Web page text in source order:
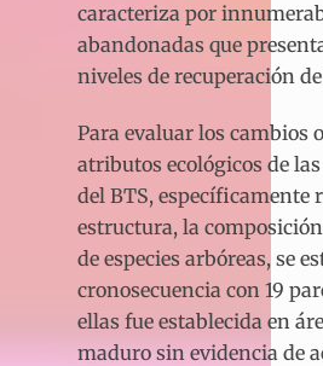
caracteriza por
abandonadas que
niveles de recuperación
Para evaluar los cambios
atributos ecológicos de
del BTS, específicamente
estructura, la
de especies arbóreas, se
cronosecuencia con 19
ellas fue establecida en
maduro sin evidencia de